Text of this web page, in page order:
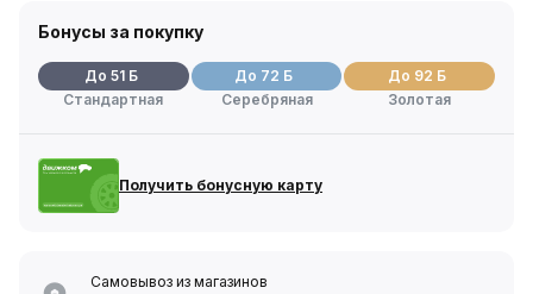
Бонусы за покупку
До 51 Б
Стандартная
До 72 Б
Серебряная
До 92 Б
Золотая
Получить бонусную карту
Самовывоз из магазинов